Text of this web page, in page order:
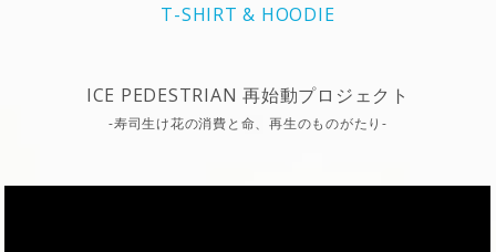
T-SHIRT & HOODIE
ICE PEDESTRIAN 再始動プロジェクト
-寿司生け花の消費と命、再生のものがたり-